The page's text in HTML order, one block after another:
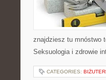
znajdziesz tu mnóstwo
Seksuologia i zdrowie
CATEGORIES: